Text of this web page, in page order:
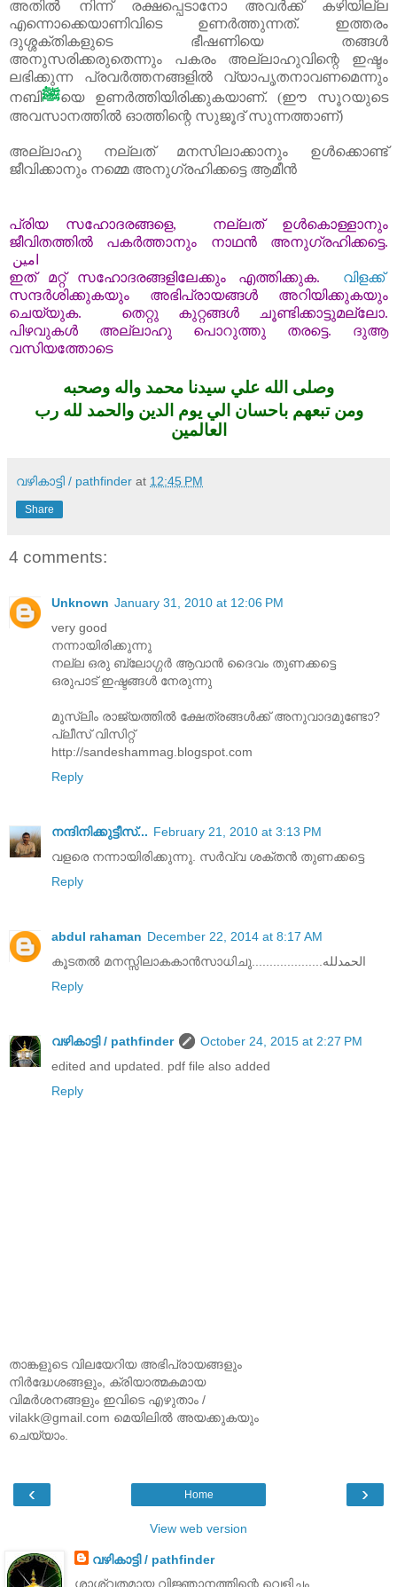
അതിൽ നിന്ന് രക്ഷപ്പെടാനോ അവർക്ക്‌ കഴിയില്ല
എന്നൊക്കെയാണിവിടെ ഉണർത്തുന്നത്‌. ഇത്തരം
ദുശ്ശക്തികളുടെ ഭീഷണിയെ തങ്ങൾ
അനുസരിക്കരുതെന്നും പകരം അല്ലാഹുവിന്റെ ഇഷ്ടം
ലഭിക്കുന്ന പ്രവർത്തനങ്ങളിൽ വ്യാപൃതനാവണമെന്നും
നബിﷺയെ ഉണർത്തിയിരിക്കുകയാണ്. (ഈ സൂറയുടെ
അവസാനത്തിൽ ഓത്തിന്റെ സുജൂദ്‌ സുന്നത്താണ്)
അല്ലാഹു നല്ലത്‌ മനസിലാക്കാനും ഉൾക്കൊണ്ട്‌
ജീവിക്കാനും നമ്മെ അനുഗ്രഹിക്കട്ടെ ആമീൻ
പ്രിയ സഹോദരങ്ങളെ, നല്ലത് ഉൾകൊള്ളാനും
ജീവിതത്തിൽ
പകർത്താനും നാഥൻ അനുഗ്രഹിക്കട്ടെ.
امين
ഇത്
മറ്റ് സഹോദരങ്ങളിലേക്കും എത്തിക്കുക. വിളക്ക്
സന്ദർശിക്കുകയും
അഭിപ്രായങ്ങൾ
അറിയിക്കുകയും
ചെയ്യുക. തെറ്റു കുറ്റങ്ങൾ ചൂണ്ടിക്കാട്ടുമല്ലോ.
പിഴവുകൾ
അല്ലാഹു പൊറുത്തു തരട്ടെ. ദുആ
വസിയത്തോടെ
وصلى الله علي سيدنا محمد واله وصحبه
ومن تبعهم باحسان الي يوم الدين والحمد لله رب
العالمين
വഴികാട്ടി / pathfinder at 12:45 PM
Share
4 comments:
Unknown January 31, 2010 at 12:06 PM
very good
നന്നായിരിക്കുന്നു
നല്ല ഒരു ബ്ലോഗ്ഗര്‍ ആവാന്‍ ദൈവം തുണക്കട്ടെ
ഒരുപാട് ഇഷ്ടങ്ങള്‍ നേരുന്നു
മുസ്ലിം രാജ്യത്തില്‍ ക്ഷേത്രങ്ങള്‍ക്ക് അനുവാദമുണ്ടോ?
പ്ലീസ് വിസിറ്റ്
http://sandeshammag.blogspot.com
Reply
നന്ദിനിക്കുട്ടീസ്... February 21, 2010 at 3:13 PM
വളരെ നന്നായിരിക്കുന്നു. സർവ്വ ശക്തൻ തുണക്കട്ടെ
Reply
abdul rahaman December 22, 2014 at 8:17 AM
കൂടതൽ മനസ്സിലാകകാൻസാധിചു....................الحمدلله
Reply
വഴികാട്ടി / pathfinder
October 24, 2015 at 2:27 PM
edited and updated. pdf file also added
Reply
താങ്കളുടെ വിലയേറിയ അഭിപ്രായങ്ങളും
നിര്‍ദ്ധേശങ്ങളും, ക്രിയാത്മകമായ
വിമര്‍ശനങ്ങളും ഇവിടെ എഴുതാം /
vilakk@gmail.com മെയിലില്‍ അയക്കുകയും
ചെയ്യാം.
‹ ›
Home
View web version
വഴികാട്ടി / pathfinder
ശാശ്വതമായ വിജ്ഞാനത്തിന്റെ വെളിച്ചം